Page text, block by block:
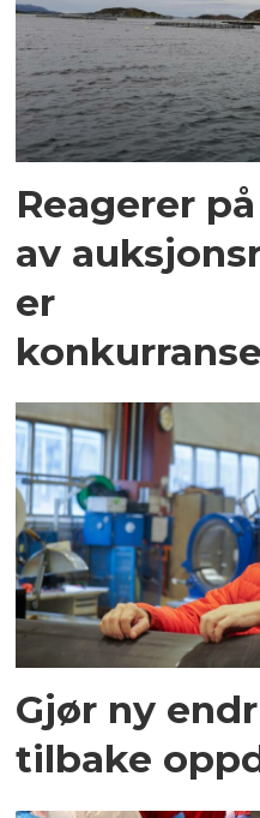
Reagerer
av
er
Gjør ny
tilbake